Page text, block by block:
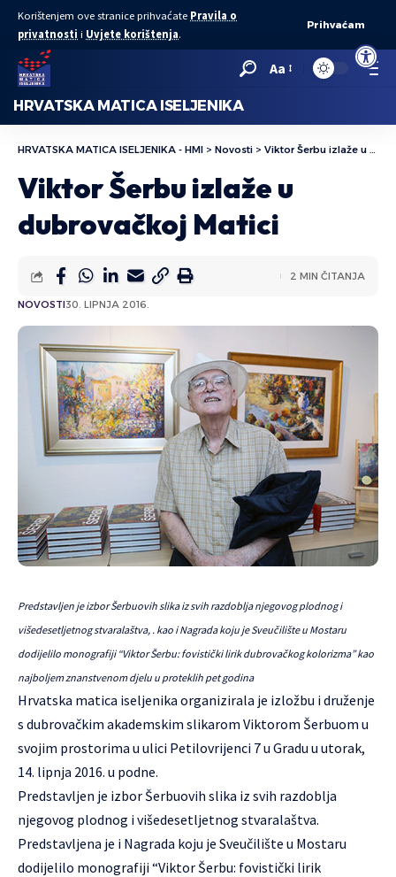
Open
Korištenjem ove stranice prihvaćate Pravila o
privatnosti i Uvjete korištenja.
Prihvaćam
Aa
HRVATSKA MATICA ISELJENIKA
HRVATSKA MATICA ISELJENIKA - HMI > Novosti > Viktor Šerbu izlaže u dubrovačkoj Matici
Viktor Šerbu izlaže u
dubrovačkoj Matici
NOVOSTI30. LIPNJA 2016.
2 MIN ČITANJA
Predstavljen je izbor Šerbuovih slika iz svih razdoblja njegovog plodnog i
višedesetljetnog stvaralaštva, . kao i Nagrada koju je Sveučilište u Mostaru
dodijelilo monografiji “Viktor Šerbu: fovistički lirik dubrovačkog kolorizma” kao
najboljem znanstvenom djelu u proteklih pet godina
Hrvatska matica iseljenika organizirala je izložbu i druženje
s dubrovačkim akademskim slikarom Viktorom Šerbuom u
svojim prostorima u ulici Petilovrijenci 7 u Gradu u utorak,
14. lipnja 2016. u podne.
Predstavljen je izbor Šerbuovih slika iz svih razdoblja
njegovog plodnog i višedesetljetnog stvaralaštva.
Predstavljena je i Nagrada koju je Sveučilište u Mostaru
dodijelilo monografiji “Viktor Šerbu: fovistički lirik